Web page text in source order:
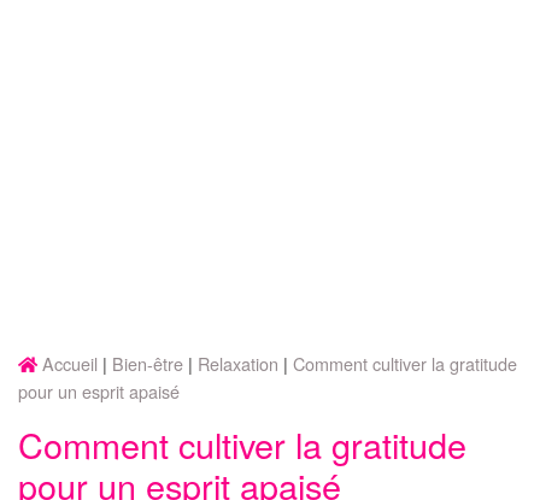
Accueil Bien-être Relaxation
Comment cultiver la gratitude
pour un esprit apaisé
Comment cultiver la gratitude
pour un esprit apaisé